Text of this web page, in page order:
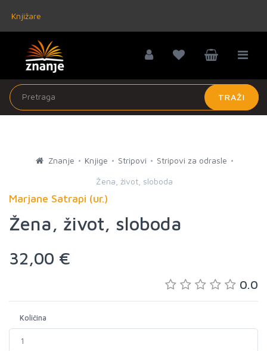
Knjižare
TRAŽI
Znanje Knjige Stripovi Stripovi za odrasle
Žena, život, sloboda
Marjane Satrapi (ur.)
Žena, život, sloboda
32,00 €
0.0
Količina